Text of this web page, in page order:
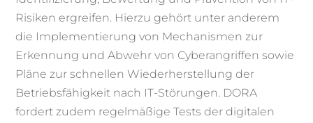
Risiken ergreifen. Hierzu gehört unter anderem
die Implementierung von Mechanismen zur
Erkennung und Abwehr von Cyberangriffen sowie
Pläne zur schnellen Wiederherstellung der
Betriebsfähigkeit nach IT-Störungen. DORA
fordert zudem regelmäßige Tests der digitalen